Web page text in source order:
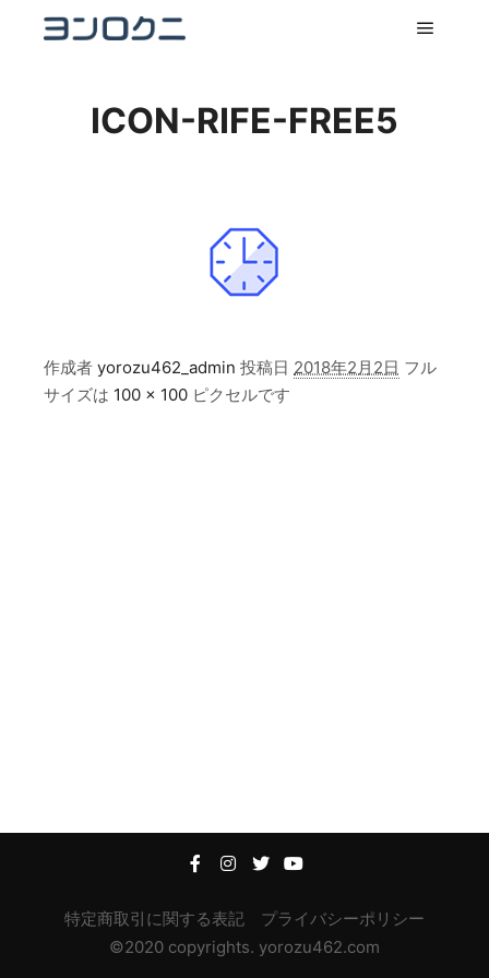
ICON-RIFE-FREE5
作成者 yorozu462_admin 投稿日 2018年2月2日 フル
サイズは 100 × 100 ピクセルです
特定商取引に関する表記
プライバシーポリシー
©2020 copyrights. yorozu462.com